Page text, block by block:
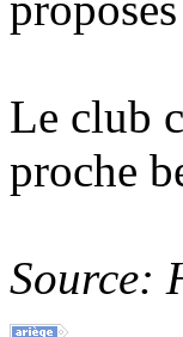
Le club
proche
Source: